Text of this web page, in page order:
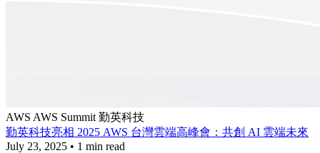
AWS AWS Summit 勤英科技
勤英科技亮相 2025 AWS 台灣雲端高峰會：共創 AI 雲端未來
July 23, 2025 • 1 min read